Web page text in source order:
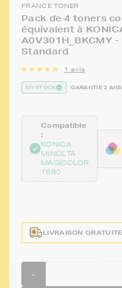
FRANCE TONER
Pack de 4 toners
équivalent à
A0V301H_BKCMY
Standard
1 avis
EN STOCK GARANTIE 2 ANS
Compatible
:
KONICA
MINOLTA
MAGICOLOR
1680
LIVRAISON GRATUITE
-